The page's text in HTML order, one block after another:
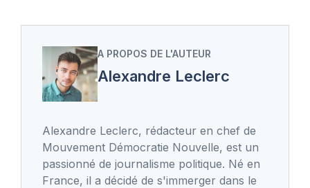
A PROPOS DE L'AUTEUR
Alexandre Leclerc
Alexandre Leclerc, rédacteur en chef de
Mouvement Démocratie Nouvelle, est un
passionné de journalisme politique. Né en
France, il a décidé de s'immerger dans le